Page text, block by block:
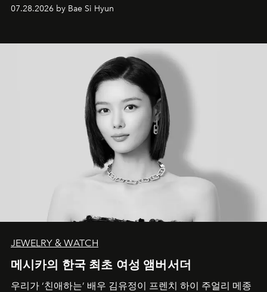
07.28.2026 by Bae Si Hyun
JEWELRY & WATCH
메시카의 한국 최초 여성 앰버서더
우리가 ‘친애하는’ 배우 김유정이 프렌치 하이 주얼리 메종